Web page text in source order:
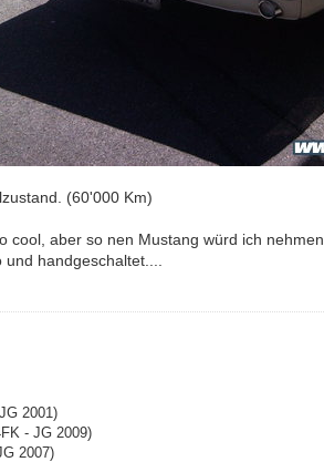
(60'000 Km)
cool, aber so nen Mustang würd ich nehmen.
handgeschaltet....
2001)
- JG 2009)
2007)